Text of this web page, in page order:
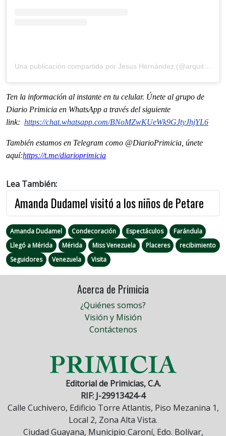
Ten la información al instante en tu celular. Únete al grupo de
Diario Primicia en WhatsApp a través del siguiente
link: https://chat.whatsapp.com/BNoMZwKUeWk9GJtyJhjYL6
También estamos en Telegram como @DiarioPrimicia, únete
aquí:https://t.me/diarioprimicia
Lea También:
Amanda Dudamel visitó a los niños de Petare
Amanda Dudamel Condecoración Espectáculos
Farándula
Llegó a Mérida
Mérida Miss Venezuela Placeres
recibimiento
Seguidores
Venezuela Visita
Acerca de Primicia
¿Quiénes somos?
Visión y Misión
Contáctenos
Editorial de Primicias, C.A.
RIF: J-29913424-4
Calle Cuchivero, Edificio Torre Atlantis, Piso Mezanina 1,
Local 2, Zona Alta Vista.
Ciudad Guayana, Municipio Caroní, Edo. Bolívar,